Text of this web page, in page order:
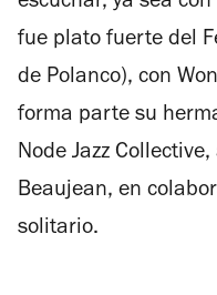
fue plato fuerte del
de Polanco), con
forma parte su
Node Jazz
Beaujean, en
solitario.